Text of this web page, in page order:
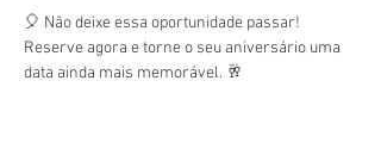
🎈 Não deixe essa oportunidade passar!
Reserve agora e torne o seu aniversário uma
data ainda mais memorável. 🥂